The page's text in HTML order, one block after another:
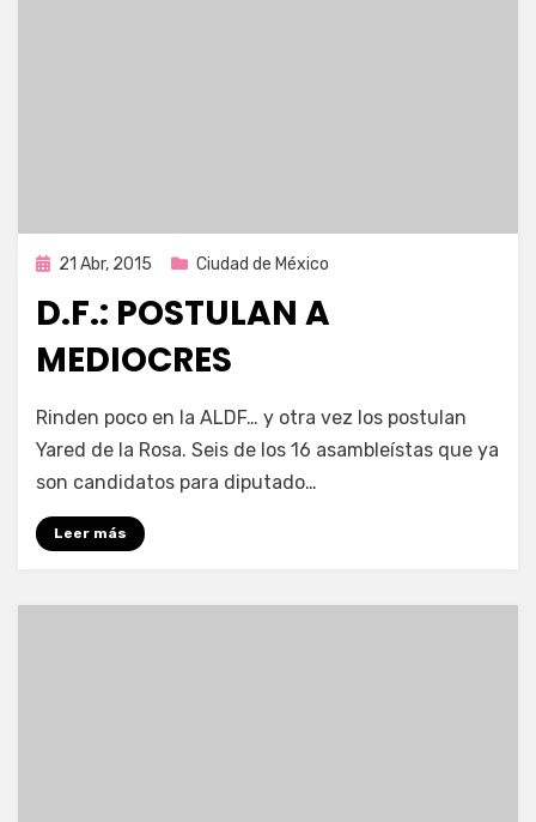
Publicada
21 Abr, 2015 Ciudad de México
D.F.: POSTULAN A
MEDIOCRES
por
Rinden poco en la ALDF… y otra vez los postulan
Yared de la Rosa. Seis de los 16 asambleístas que ya
son candidatos para diputado…
Leer más